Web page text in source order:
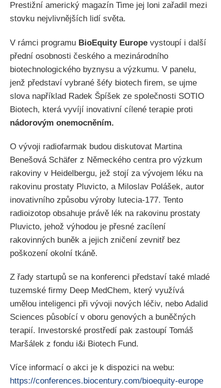
Prestižní americký magazín Time jej loni zařadil mezi
stovku nejvlivnějších lidí světa.
V rámci programu BioEquity Europe vystoupí i další
přední osobnosti českého a mezinárodního
biotechnologického byznysu a výzkumu. V panelu,
jenž představí vybrané šéfy biotech firem, se ujme
slova například Radek Špíšek ze společnosti SOTIO
Biotech, která vyvíjí inovativní cílené terapie proti
nádorovým onemocněním.
O vývoji radiofarmak budou diskutovat Martina
Benešová Schäfer z Německého centra pro výzkum
rakoviny v Heidelbergu, jež stojí za vývojem léku na
rakovinu prostaty Pluvicto, a Miloslav Polášek, autor
inovativního způsobu výroby lutecia-177. Tento
radioizotop obsahuje právě lék na rakovinu prostaty
Pluvicto, jehož výhodou je přesné zacílení
rakovinných buněk a jejich zničení zevnitř bez
poškození okolní tkáně.
Z řady startupů se na konferenci představí také mladé
tuzemské firmy Deep MedChem, který využívá
umělou inteligenci při vývoji nových léčiv, nebo Adalid
Sciences působící v oboru genových a buněčných
terapií. Investorské prostředí pak zastoupí Tomáš
Maršálek z fondu i&i Biotech Fund.
Více informací o akci je k dispozici na webu:
https://conferences.biocentury.com/bioequity-europe